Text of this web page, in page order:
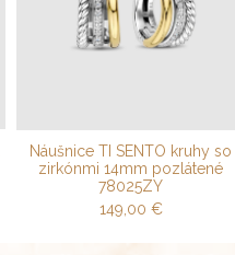
Náušnice TI SENTO kruhy so
zirkónmi 14mm pozlátené
78025ZY
149,00 €